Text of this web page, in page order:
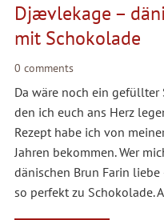
Djævlekage –
mit Schokolade
0 comments
Da wäre noch ein
den ich euch ans Herz
Rezept habe ich von
Jahren bekommen. Wer
dänischen Brun Farin
so perfekt zu Schokolade.